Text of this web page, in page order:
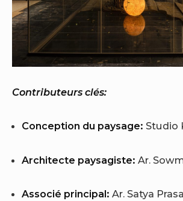
Contributeurs clés:
Conception du paysage: Studio
Architecte paysagiste:Ar.
Associé principal: Ar. Satya